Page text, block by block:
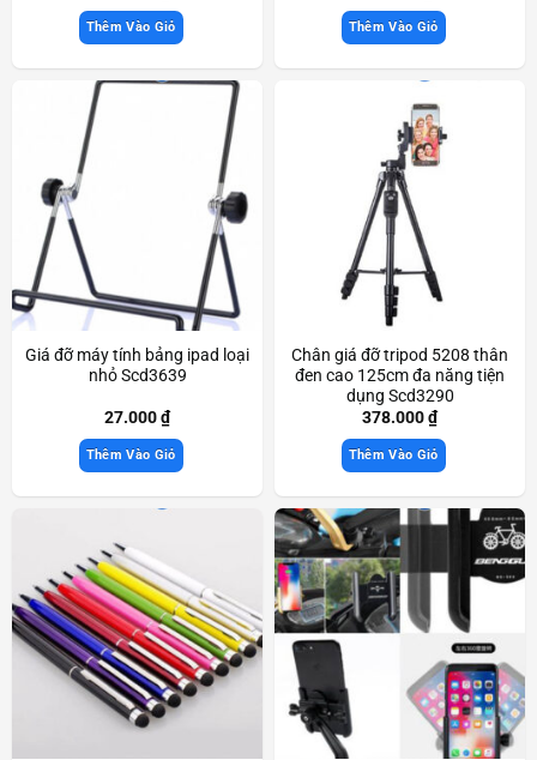
Thêm Vào Giỏ Thêm Vào Giỏ
Giá đỡ máy tính bảng ipad loại
nhỏ Scd3639
27.000₫
Thêm Vào Giỏ
Chân giá đỡ tripod 5208 thân
đen cao 125cm đa năng tiện
dụng Scd3290
378.000₫
Thêm Vào Giỏ